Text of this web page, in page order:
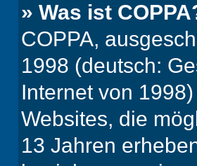
» Was ist
COPPA,
1998 (deutsch:
Internet von
Websites, die
13 Jahren